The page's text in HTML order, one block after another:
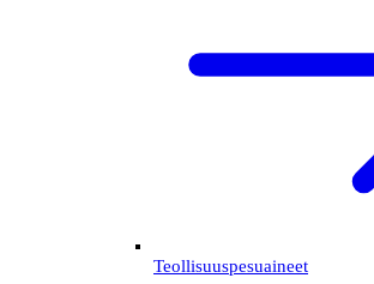
Teollisuuspesuaineet